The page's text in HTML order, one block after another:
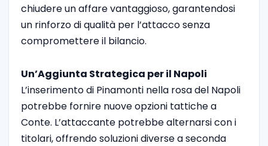
chiudere un affare vantaggioso, garantendosi
un rinforzo di qualità per l’attacco senza
compromettere il bilancio.
Un’Aggiunta Strategica per il Napoli
L’inserimento di Pinamonti nella rosa del Napoli
potrebbe fornire nuove opzioni tattiche a
Conte. L’attaccante potrebbe alternarsi con i
titolari, offrendo soluzioni diverse a seconda